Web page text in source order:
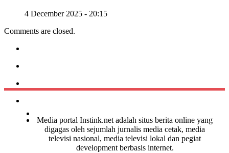
4 December 2025 - 20:15
Comments are closed.
Media portal Instink.net adalah situs berita online yang
digagas oleh sejumlah jurnalis media cetak, media
televisi nasional, media televisi lokal dan pegiat
development berbasis internet.